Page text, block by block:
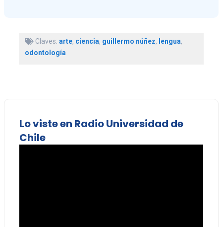
Claves: arte, ciencia, guillermo núñez, lengua,
odontología
Lo viste en Radio Universidad de
Chile